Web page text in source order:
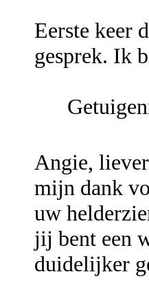
Eerste keer
gesprek. Ik
Angie,
mijn dank
uw
jij bent een
duidelijker